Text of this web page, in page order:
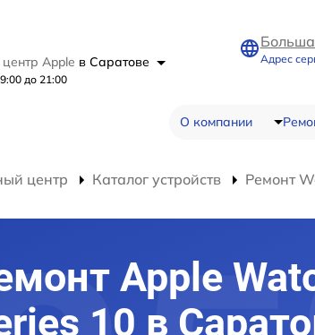
Apple в Саратове
до 21:00
Адрес
О компании
центр Каталог устройств Ремонт
Apple
10 в